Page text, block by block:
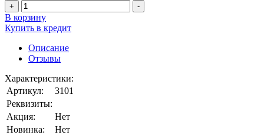
+ -
В корзину
Купить в кредит
Описание
Отзывы
Характеристики:
Артикул:
3101
Реквизиты:
Акция:
Нет
Новинка:
Нет